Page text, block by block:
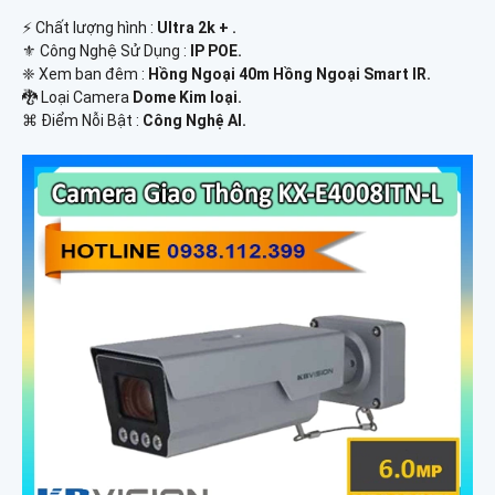
️⚡ Chất lượng hình : Ultra 2k + .
⚜️ Công Nghệ Sử Dụng :
IP POE.
❈ Xem ban đêm : Hồng Ngoại 40m Hồng Ngoại Smart IR.
🐉️ Loại Camera Dome Kim loại.
️⌘ Điểm Nỗi Bật : Công Nghệ AI.